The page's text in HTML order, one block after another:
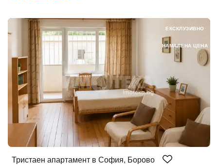
Тристаен апартамент в София, Борово
ЕКСКЛУЗИВНО
НАМАЛЕНА ЦЕНА